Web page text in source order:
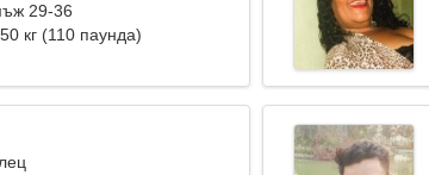
29-36
кг (110 паунда)